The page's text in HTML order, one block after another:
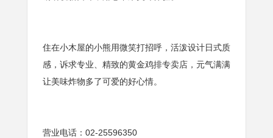
住在小木屋的小熊用微笑打招呼，活泼设计日式质
感，诉求专业、精致的黄金鸡排专卖店，元气满满
让美味炸物多了可爱的好心情。
营业电话：02-25596350